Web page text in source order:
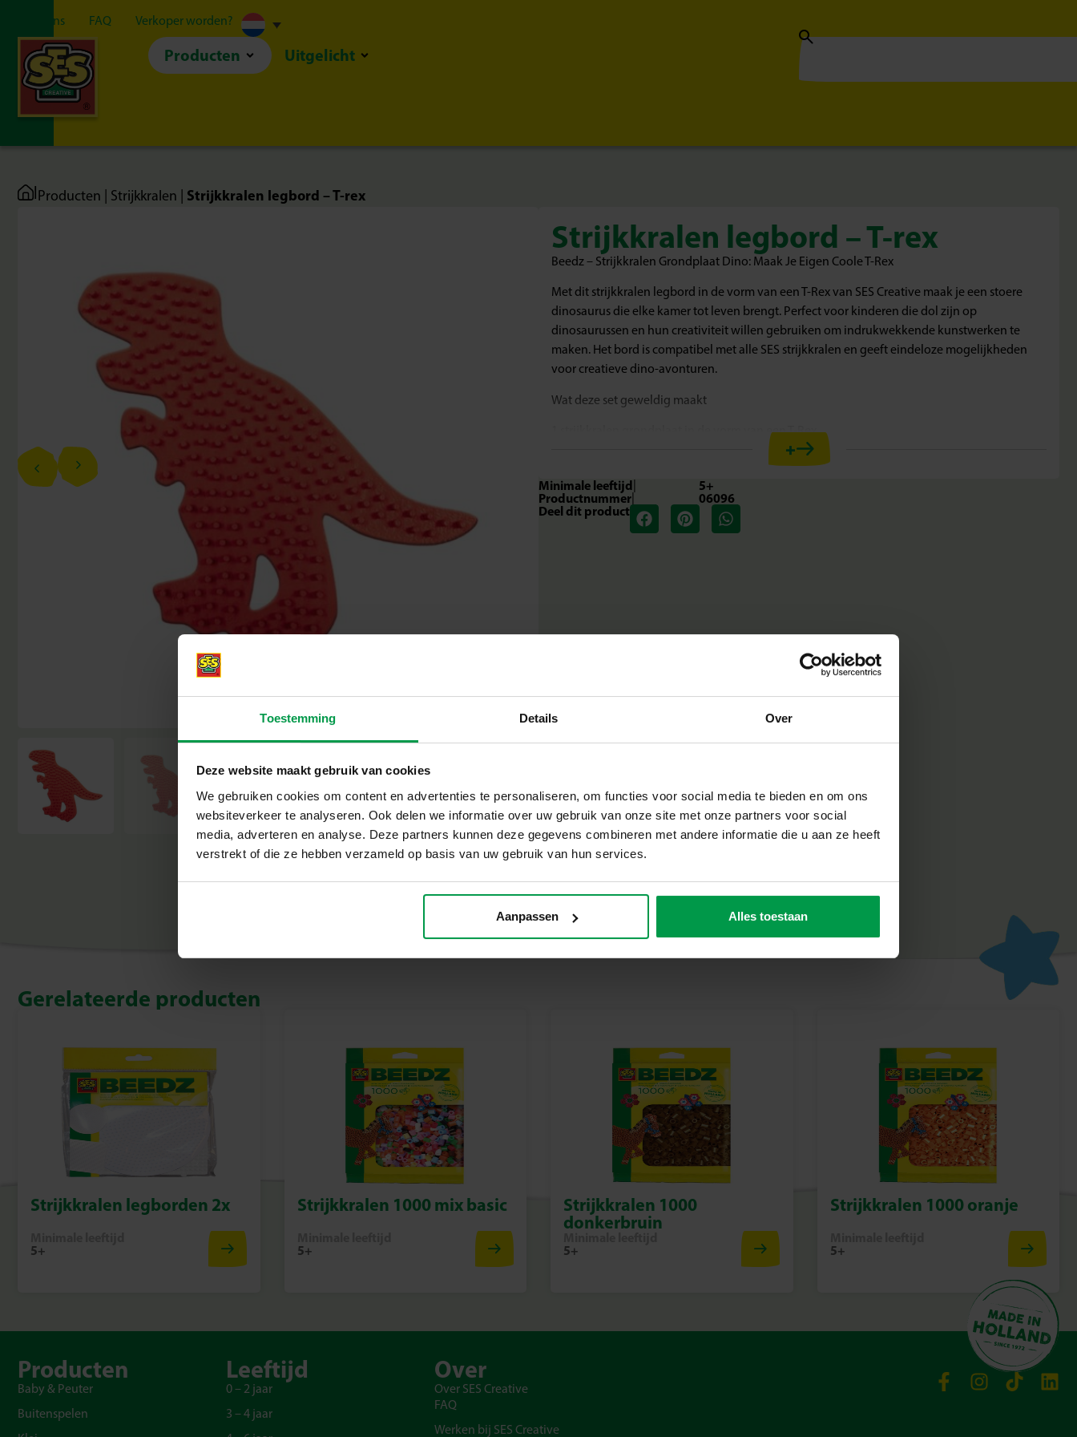
Toestemming Details Over
Deze website maakt gebruik van cookies
We gebruiken cookies om content en advertenties te personaliseren, om functies voor social media te bieden en om ons
websiteverkeer te analyseren. Ook delen we informatie over uw gebruik van onze site met onze partners voor social
media, adverteren en analyse. Deze partners kunnen deze gegevens combineren met andere informatie die u aan ze heeft
verstrekt of die ze hebben verzameld op basis van uw gebruik van hun services.
Aanpassen Alles toestaan
Over ons FAQ Verkoper worden?
Producten Uitgelicht
|Producten Strijkkralen Strijkkralen legbord – T-rex
Strijkkralen legbord – T-rex
Beedz – Strijkkralen Grondplaat Dino: Maak Je Eigen Coole T-Rex
Met dit strijkkralen legbord in de vorm van een T-Rex van SES Creative maak je een stoere
dinosaurus die elke kamer tot leven brengt. Perfect voor kinderen die dol zijn op
dinosaurussen en hun creativiteit willen gebruiken om indrukwekkende kunstwerken te
maken. Het bord is compatibel met alle SES strijkkralen en geeft eindeloze mogelijkheden
voor creatieve dino-avonturen.
Wat deze set geweldig maakt
1 strijkkralen grondplaat in de vorm van een T-Rex
Stimuleert creativiteit en fijne motoriek
Stevig en duurzaam legbord voor langdurig gebruik
Laat je verbeelding stralen
Bij SES Creative vinden we veiligheid erg belangrijk. Daarom worden de producten
geproduceerd en getest in de fabriek in Nederland, volgens de strengste Europese
Begin vandaag nog met jouw Beedz avontuur
Ontdek het plezier van strijkkralen en maak je eigen stoere T-Rex met dit unieke legbord.
Perfect voor eindeloos creatief speelplezier!
+
Minimale leeftijd|
5+
Productnummer|
06096
Deel dit product
Gerelateerde producten
Strijkkralen legborden 2x
5+
Strijkkralen 1000 mix basic
5+
Strijkkralen 1000
donkerbruin
5+
Strijkkralen 1000 oranje
5+
Producten
Baby & Peuter
Buitenspelen
Leeftijd
0 – 2 jaar
3 – 4 jaar
Over
Over SES Creative
FAQ
Werken bij SES Creative